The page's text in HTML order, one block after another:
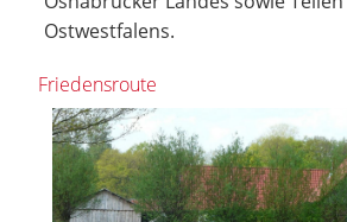
Ostwestfalens.
Friedensroute